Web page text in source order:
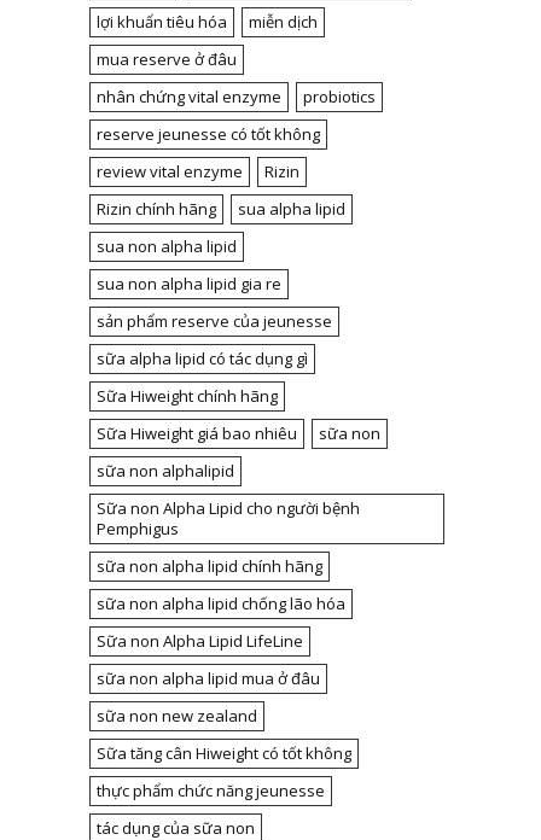
lợi khuẩn tiêu hóa
miễn dịch
mua reserve ở đâu
nhân chứng vital enzyme
probiotics
reserve jeunesse có tốt không
review vital enzyme
Rizin
Rizin chính hãng
sua alpha lipid
sua non alpha lipid
sua non alpha lipid gia re
sản phẩm reserve của jeunesse
sữa alpha lipid có tác dụng gì
Sữa Hiweight chính hãng
Sữa Hiweight giá bao nhiêu
sữa non
sữa non alphalipid
Sữa non Alpha Lipid cho người bệnh
Pemphigus
sữa non alpha lipid chính hãng
sữa non alpha lipid chống lão hóa
Sữa non Alpha Lipid LifeLine
sữa non alpha lipid mua ở đâu
sữa non new zealand
Sữa tăng cân Hiweight có tốt không
thực phẩm chức năng jeunesse
tác dụng của sữa non